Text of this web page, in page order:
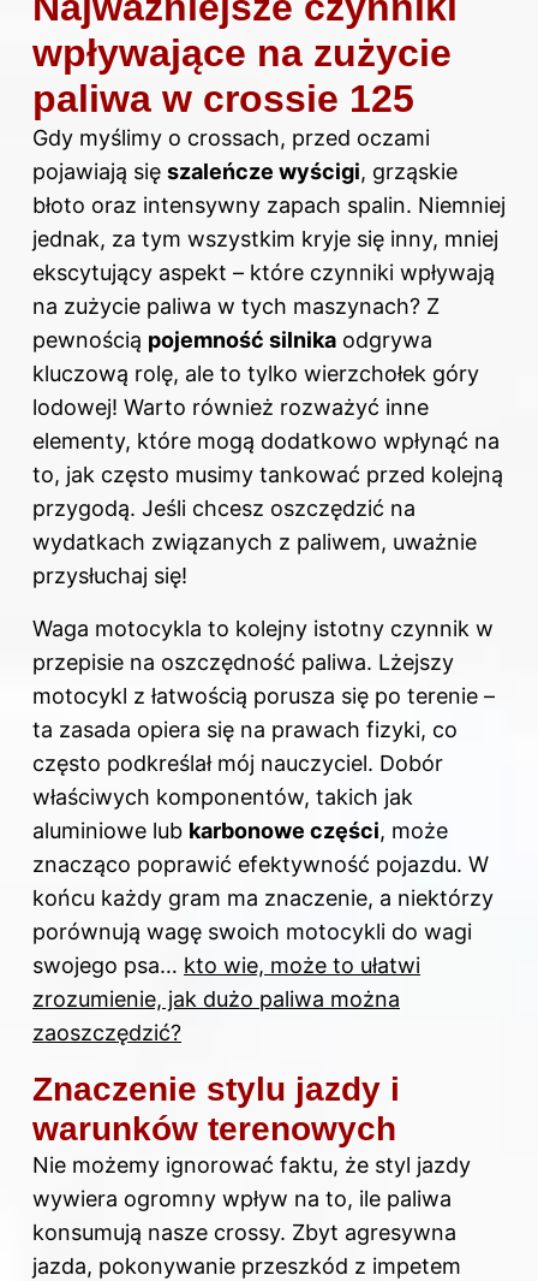
wpływające na zużycie
paliwa w crossie 125
Gdy myślimy o crossach, przed oczami
pojawiają się szaleńcze wyścigi, grząskie
błoto oraz intensywny zapach spalin. Niemniej
jednak, za tym wszystkim kryje się inny, mniej
ekscytujący aspekt – które czynniki wpływają
na zużycie paliwa w tych maszynach? Z
pewnością pojemność silnika odgrywa
kluczową rolę, ale to tylko wierzchołek góry
lodowej! Warto również rozważyć inne
elementy, które mogą dodatkowo wpłynąć na
to, jak często musimy tankować przed kolejną
przygodą. Jeśli chcesz oszczędzić na
wydatkach związanych z paliwem, uważnie
przysłuchaj się!
Waga motocykla to kolejny istotny czynnik w
przepisie na oszczędność paliwa. Lżejszy
motocykl z łatwością porusza się po terenie –
ta zasada opiera się na prawach fizyki, co
często podkreślał mój nauczyciel. Dobór
właściwych komponentów, takich jak
aluminiowe lub karbonowe części, może
znacząco poprawić efektywność pojazdu. W
końcu każdy gram ma znaczenie, a niektórzy
porównują wagę swoich motocykli do wagi
swojego psa… kto wie, może to ułatwi
zrozumienie, jak dużo paliwa można
zaoszczędzić?
Znaczenie stylu jazdy i
warunków terenowych
Nie możemy ignorować faktu, że styl jazdy
wywiera ogromny wpływ na to, ile paliwa
konsumują nasze crossy. Zbyt agresywna
jazda, pokonywanie przeszkód z impetem